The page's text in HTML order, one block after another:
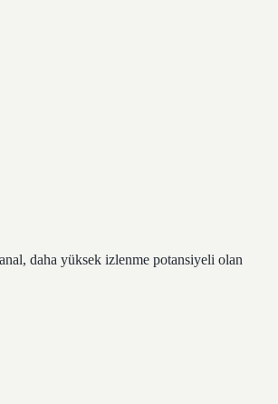
daha yüksek izlenme potansiyeli olan